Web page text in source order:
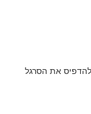
להדפיס את הסרגל